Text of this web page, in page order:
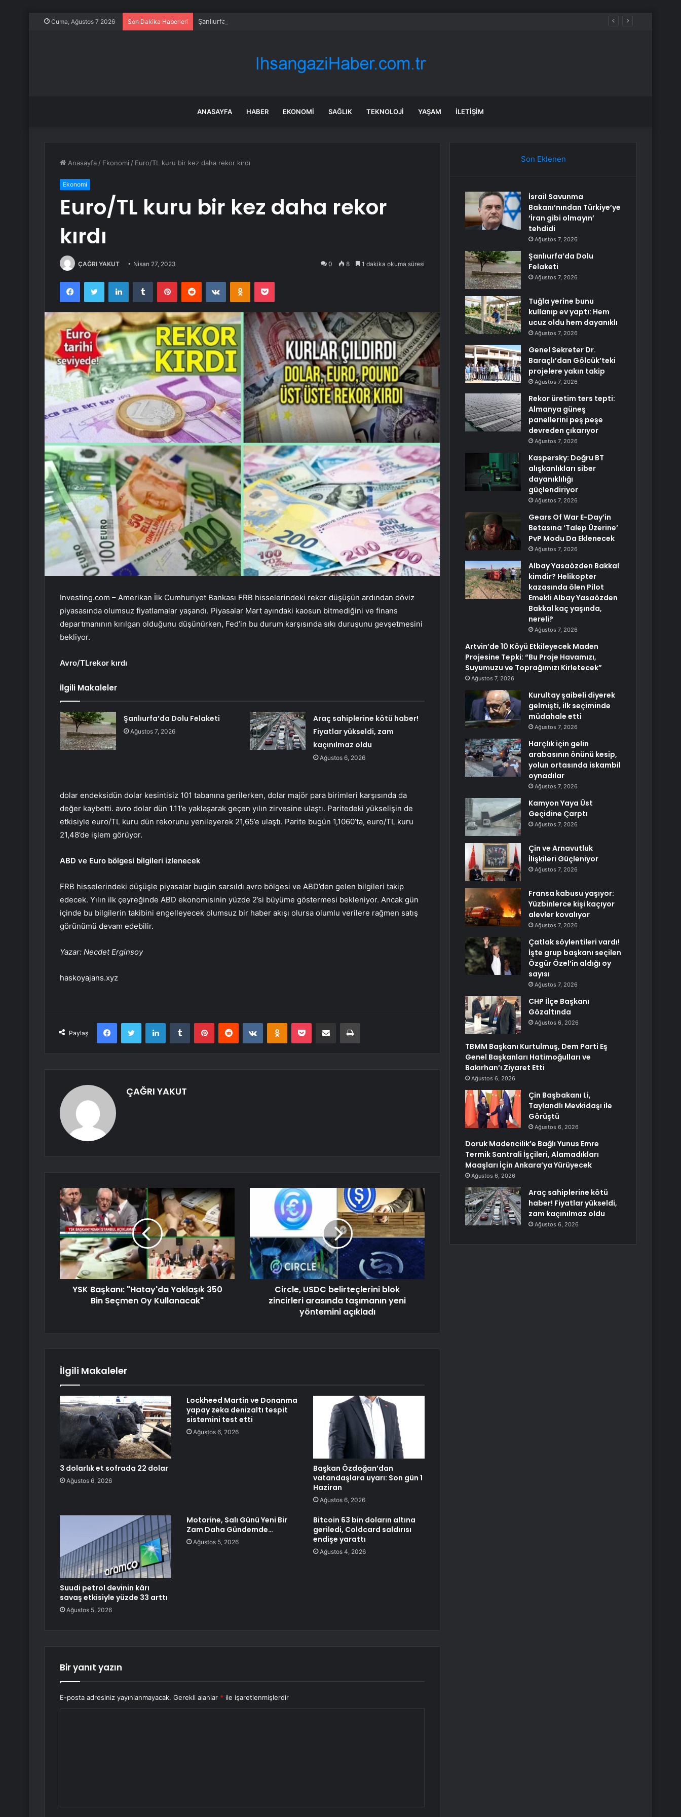
Cuma, Ağustos 7 2026 Son Dakika Haberleri Şanlıurfa’da Dolu Felaketi
ANASAYFA HABER EKONOMI SAĞLIK TEKNOLOJI YAŞAM İLETIŞIM
Anasayfa / Ekonomi / Euro/TL kuru bir kez daha rekor kırdı
Ekonomi
Euro/TL kuru bir kez daha rekor
kırdı
ÇAĞRI YAKUT Nisan 27, 2023 0 8 1 dakika okuma süresi
FacebookTwitter LinkedInTumblr PinterestReddit VKontakteOdnoklassniki
Pocket
Investing.com – Amerikan İlk Cumhuriyet Bankası FRB hisselerindeki rekor düşüşün ardından döviz
piyasasında olumsuz fiyatlamalar yaşandı. Piyasalar Mart ayındaki kaosun bitmediğini ve finans
departmanının kırılgan olduğunu düşünürken, Fed’in bu durum karşısında sıkı duruşunu gevşetmesini
bekliyor.
Avro/TLrekor kırdı
İlgili Makaleler
Şanlıurfa’da Dolu Felaketi
Ağustos 7, 2026
Araç sahiplerine kötü haber!
Fiyatlar yükseldi, zam
kaçınılmaz oldu
Ağustos 6, 2026
dolar endeksidün dolar kesintisiz 101 tabanına gerilerken, dolar majör para birimleri karşısında da
değer kaybetti. avro dolar dün 1.11’e yaklaşarak geçen yılın zirvesine ulaştı. Paritedeki yükselişin de
etkisiyle euro/TL kuru dün rekorunu yenileyerek 21,65’e ulaştı. Parite bugün 1,1060’ta, euro/TL kuru
21,48’de işlem görüyor.
ABD ve Euro bölgesi bilgileri izlenecek
FRB hisselerindeki düşüşle piyasalar bugün sarsıldı avro bölgesi ve ABD’den gelen bilgileri takip
edecek. Yılın ilk çeyreğinde ABD ekonomisinin yüzde 2’si büyüme göstermesi bekleniyor. Ancak gün
içinde bu bilgilerin takibini engelleyecek olumsuz bir haber akışı olursa olumlu verilere rağmen satış
görünümü devam edebilir.
Yazar: Necdet Erginsoy
haskoyajans.xyz
Paylaş
FacebookTwitter LinkedInTumblr PinterestReddit VKontakteOdnoklassniki
Pocket E-Posta ile paylaş Yazdır
ÇAĞRI YAKUT
YSK Başkanı: "Hatay'da Yaklaşık 350
Bin Seçmen Oy Kullanacak"
Circle, USDC belirteçlerini blok
zincirleri arasında taşımanın yeni
yöntemini açıkladı
İlgili Makaleler
3 dolarlık et sofrada 22 dolar
Ağustos 6, 2026
Lockheed Martin ve Donanma
yapay zeka denizaltı tespit
sistemini test etti
Ağustos 6, 2026
Başkan Özdoğan’dan
vatandaşlara uyarı: Son gün 1
Haziran
Ağustos 6, 2026
Suudi petrol devinin kârı
savaş etkisiyle yüzde 33 arttı
Ağustos 5, 2026
Motorine, Salı Günü Yeni Bir
Zam Daha Gündemde…
Ağustos 5, 2026
Bitcoin 63 bin doların altına
geriledi, Coldcard saldırısı
endişe yarattı
Ağustos 4, 2026
Bir yanıt yazın
E-posta adresiniz yayınlanmayacak. Gerekli alanlar * ile işaretlenmişlerdir
Son Eklenen
İsrail Savunma
Bakanı’nından Türkiye’ye
‘İran gibi olmayın’
tehdidi
Ağustos 7, 2026
Şanlıurfa’da Dolu
Felaketi
Ağustos 7, 2026
Tuğla yerine bunu
kullanıp ev yaptı: Hem
ucuz oldu hem dayanıklı
Ağustos 7, 2026
Genel Sekreter Dr.
Baraçlı’dan Gölcük’teki
projelere yakın takip
Ağustos 7, 2026
Rekor üretim ters tepti:
Almanya güneş
panellerini peş peşe
devreden çıkarıyor
Ağustos 7, 2026
Kaspersky: Doğru BT
alışkanlıkları siber
dayanıklılığı
güçlendiriyor
Ağustos 7, 2026
Gears Of War E-Day’in
Betasına ‘Talep Üzerine’
PvP Modu Da Eklenecek
Ağustos 7, 2026
Albay Yasaözden Bakkal
kimdir? Helikopter
kazasında ölen Pilot
Emekli Albay Yasaözden
Bakkal kaç yaşında,
nereli?
Ağustos 7, 2026
Artvin’de 10 Köyü Etkileyecek Maden
Projesine Tepki: “Bu Proje Havamızı,
Suyumuzu ve Toprağımızı Kirletecek”
Ağustos 7, 2026
Kurultay şaibeli diyerek
gelmişti, ilk seçiminde
müdahale etti
Ağustos 7, 2026
Harçlık için gelin
arabasının önünü kesip,
yolun ortasında iskambil
oynadılar
Ağustos 7, 2026
Kamyon Yaya Üst
Geçidine Çarptı
Ağustos 7, 2026
Çin ve Arnavutluk
İlişkileri Güçleniyor
Ağustos 7, 2026
Fransa kabusu yaşıyor:
Yüzbinlerce kişi kaçıyor
alevler kovalıyor
Ağustos 7, 2026
Çatlak söylentileri vardı!
İşte grup başkanı seçilen
Özgür Özel’in aldığı oy
sayısı
Ağustos 7, 2026
CHP İlçe Başkanı
Gözaltında
Ağustos 6, 2026
TBMM Başkanı Kurtulmuş, Dem Parti Eş
Genel Başkanları Hatimoğulları ve
Bakırhan’ı Ziyaret Etti
Ağustos 6, 2026
Çin Başbakanı Li,
Taylandlı Mevkidaşı ile
Görüştü
Ağustos 6, 2026
Doruk Madencilik’e Bağlı Yunus Emre
Termik Santrali İşçileri, Alamadıkları
Maaşları İçin Ankara’ya Yürüyecek
Ağustos 6, 2026
Araç sahiplerine kötü
haber! Fiyatlar yükseldi,
zam kaçınılmaz oldu
Ağustos 6, 2026